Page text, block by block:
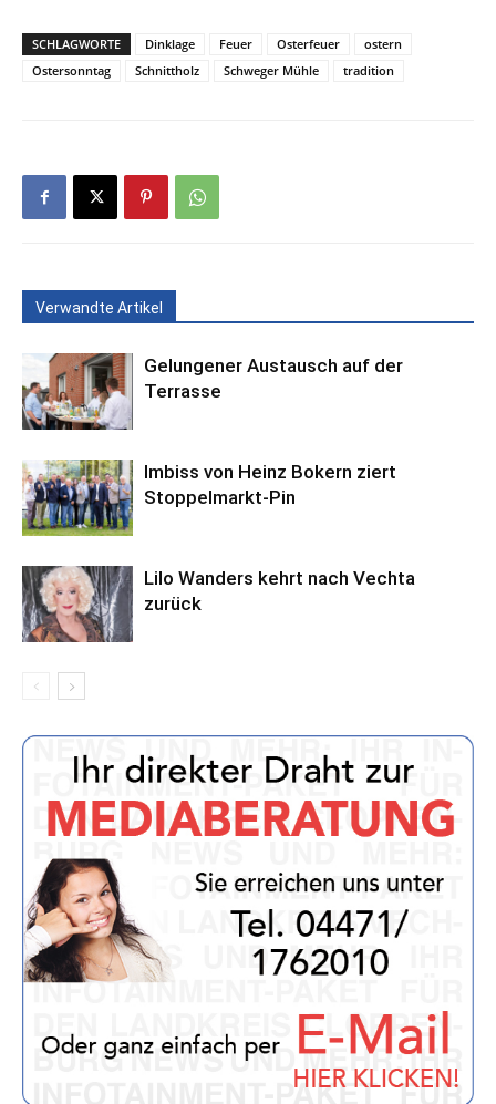
SCHLAGWORTE Dinklage Feuer Osterfeuer
ostern
Ostersonntag
Schnittholz Schweger Mühle tradition
Verwandte Artikel
Gelungener Austausch auf der
Terrasse
Imbiss von Heinz Bokern ziert
Stoppelmarkt-Pin
Lilo Wanders kehrt nach Vechta
zurück